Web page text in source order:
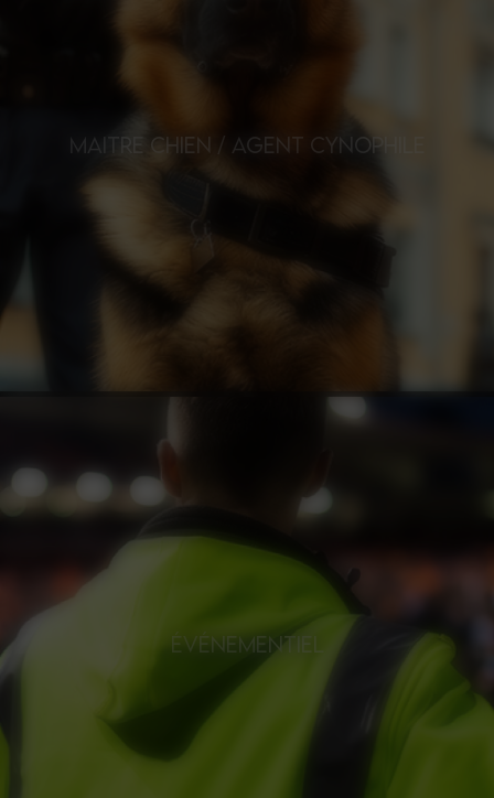
MAITRE CHIEN / AGENT CYNOPHILE
ÉVÉNEMENTIEL